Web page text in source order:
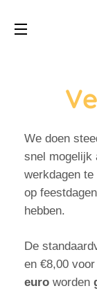
We doen
snel mogelijk
werkdagen
op
hebben.
De
en €8,00
euro worden